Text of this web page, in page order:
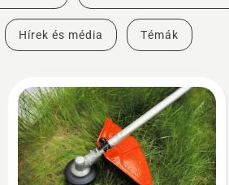
Hírek és média Témák